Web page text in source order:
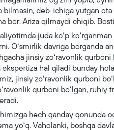
bilmasin, deb-ichiga yutgan
bor. Ariza qilmaydi chiqib.
juda koʻp
Oʻsmirlik davriga borganda
jinsiy zoʻravonlik
hal qiladi bunday
jinsiy zoʻravonlik qurboni
qurboni boʻlgan, ruhiy
hech qanday qonunda
yoʻq. Vaholanki, boshqa